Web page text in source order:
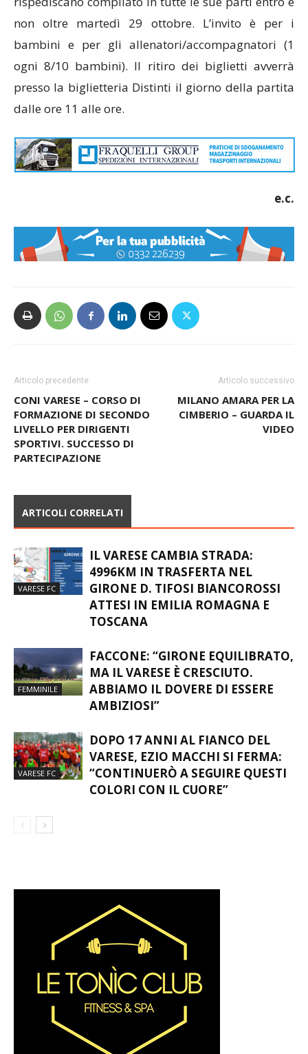
non oltre martedì 29 ottobre. L’invito è per i
bambini e per gli allenatori/accompagnatori (1
ogni 8/10 bambini). Il ritiro dei biglietti avverrà
presso la biglietteria Distinti il giorno della partita
dalle ore 11 alle ore.
e.c.
Articolo precedente
CONI VARESE – CORSO DI
FORMAZIONE DI SECONDO
LIVELLO PER DIRIGENTI
SPORTIVI. SUCCESSO DI
PARTECIPAZIONE
Articolo successivo
MILANO AMARA PER LA
CIMBERIO – GUARDA IL
VIDEO
ARTICOLI CORRELATI
VARESE FC
IL VARESE CAMBIA STRADA:
4996KM IN TRASFERTA NEL
GIRONE D. TIFOSI BIANCOROSSI
ATTESI IN EMILIA ROMAGNA E
TOSCANA
FEMMINILE
FACCONE: “GIRONE EQUILIBRATO,
MA IL VARESE È CRESCIUTO.
ABBIAMO IL DOVERE DI ESSERE
AMBIZIOSI”
VARESE FC
DOPO 17 ANNI AL FIANCO DEL
VARESE, EZIO MACCHI SI FERMA:
“CONTINUERÒ A SEGUIRE QUESTI
COLORI CON IL CUORE”